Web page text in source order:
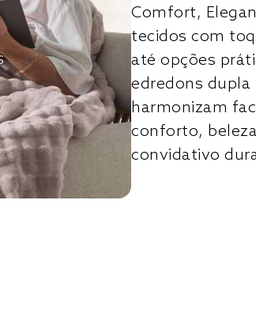
Comfort,
tecidos com
até opções
edredons
harmonizam
conforto,
convidativo